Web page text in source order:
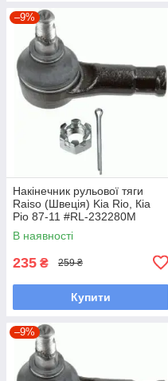
–9%
Накінечник рульової тяги
Raiso (Швеція) Kia Rio, Кіа
Ріо 87-11 #RL-232280M
UAOEBHV7
В наявності
235 ₴ 259 ₴
Купити
–9%